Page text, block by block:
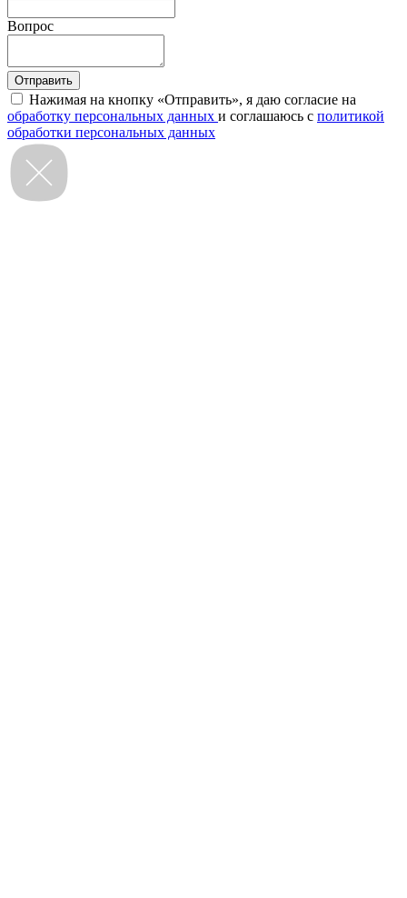
Вопрос
Нажимая на кнопку «Отправить», я даю согласие на
обработку персональных данных и соглашаюсь с политикой
обработки персональных данных